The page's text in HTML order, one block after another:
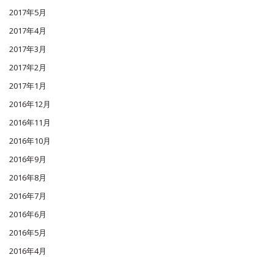
2017年5月
2017年4月
2017年3月
2017年2月
2017年1月
2016年12月
2016年11月
2016年10月
2016年9月
2016年8月
2016年7月
2016年6月
2016年5月
2016年4月